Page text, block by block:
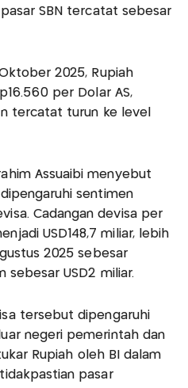
SBN tercatat sebesar
2025, Rupiah
per Dolar AS,
tercatat turun ke level
Assuaibi menyebut
sentimen
Cadangan devisa per
USD148,7 miliar, lebih
2025 sebesar
sebesar USD2 miliar.
tersebut dipengaruhi
negeri pemerintah dan
Rupiah oleh BI dalam
pasar